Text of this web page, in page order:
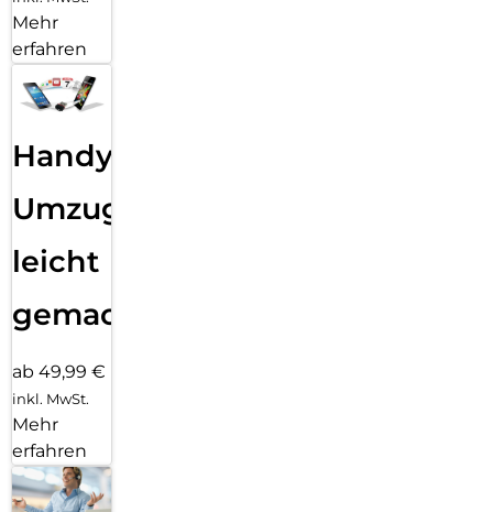
Mehr
erfahren
Handy
Umzug
leicht
gemacht!
ab 49,99 €
inkl. MwSt.
Mehr
erfahren